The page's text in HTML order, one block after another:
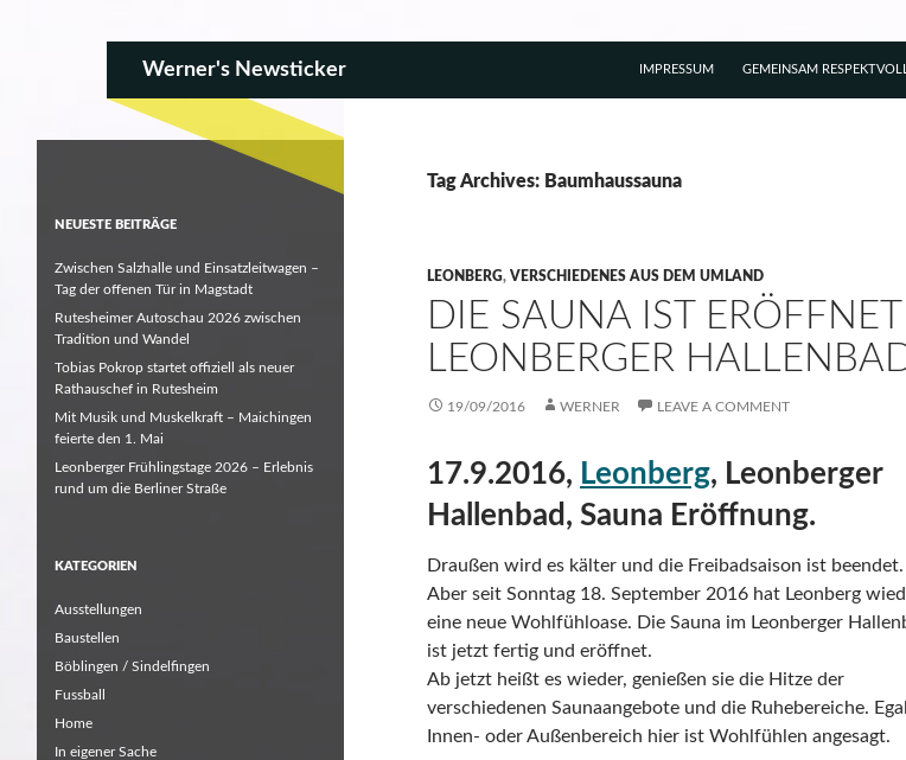
Werner's Newsticker GEMEINSAM
IMPRESSUM
Tag Archives: Baumhaussauna
LEONBERG, VERSCHIEDENES AUS DEM UMLAND
DIE SAUNA IST
LEONBERGER
19/09/2016 WERNER LEAVE A COMMENT
17.9.2016, Leonberg, Leonberger
Hallenbad, Sauna Eröffnung.
Draußen wird es kälter und die Freibadsaison ist beendet.
Aber seit Sonntag 18. September 2016 hat Leonberg
eine neue Wohlfühloase. Die Sauna im Leonberger
ist jetzt fertig und eröffnet.
Ab jetzt heißt es wieder, genießen sie die Hitze der
verschiedenen Saunaangebote und die Ruhebereiche.
Innen- oder Außenbereich hier ist Wohlfühlen angesagt.
NEUESTE BEITRÄGE
Zwischen Salzhalle und Einsatzleitwagen –
Tag der offenen Tür in Magstadt
Rutesheimer Autoschau 2026 zwischen
Tradition und Wandel
Tobias Pokrop startet offiziell als neuer
Rathauschef in Rutesheim
Mit Musik und Muskelkraft – Maichingen
feierte den 1. Mai
Leonberger Frühlingstage 2026 – Erlebnis
rund um die Berliner Straße
KATEGORIEN
Ausstellungen
Baustellen
Böblingen / Sindelfingen
Fussball
Home
In eigener Sache